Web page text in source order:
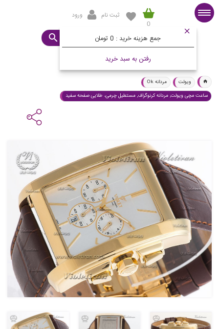
0
جمع هزینه خرید :
رفتن به سبد خرید
ثبت نام ورود
ساعت مورد نظرتان چیست؟
ویولت
مردانه Ok
ساعت مچی ویولت, مردانه کرنوگراف, مستطیل چرمی، طلایی صفحه سفید